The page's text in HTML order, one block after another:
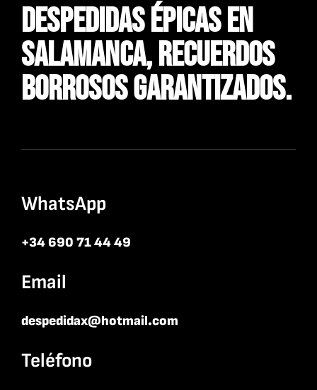
Despedidas Épicas En
Salamanca, Recuerdos
Borrosos Garantizados.
WhatsApp
+34 690 71 44 49
Email
despedidax@hotmail.com
Teléfono